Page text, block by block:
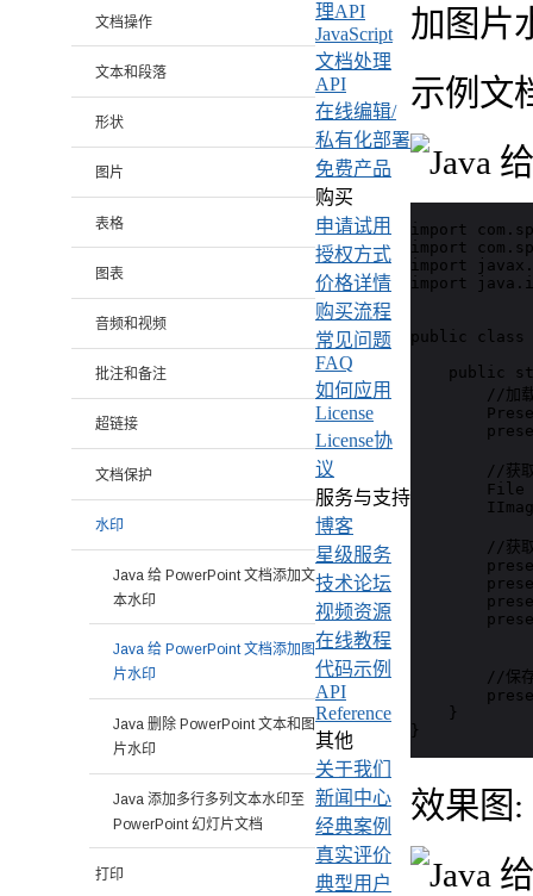
加图片
示例文
import
import
import
import
public class
public
//加
//获
File
//获
//保
    }
}
效果图:
文档操作
文本和段落
形状
图片
表格
图表
音频和视频
批注和备注
超链接
文档保护
水印
Java 给 PowerPoint 文档添加文
本水印
Java 给 PowerPoint 文档添加图
片水印
Java 删除 PowerPoint 文本和图
片水印
Java 添加多行多列文本水印至
PowerPoint 幻灯片文档
打印
理API
JavaScript
文档处理
API
在线编辑/
私有化部署
免费产品
购买
申请试用
授权方式
价格详情
购买流程
常见问题
FAQ
如何应用
License
License协
议
服务与支持
博客
星级服务
技术论坛
视频资源
在线教程
代码示例
API
Reference
其他
关于我们
新闻中心
经典案例
真实评价
典型用户